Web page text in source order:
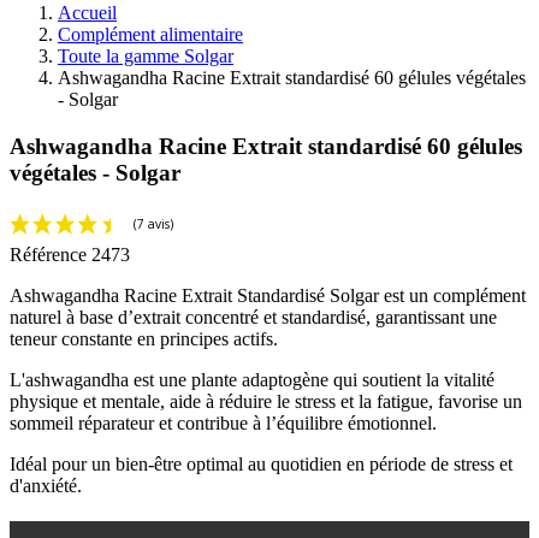
Accueil
Complément alimentaire
Toute la gamme Solgar
Ashwagandha Racine Extrait standardisé 60 gélules végétales
- Solgar
Ashwagandha Racine Extrait standardisé 60 gélules
végétales - Solgar
(7 avis)
Référence 2473
Ashwagandha Racine Extrait Standardisé Solgar est un complément
naturel à base d’extrait concentré et standardisé, garantissant une
teneur constante en principes actifs.
L'ashwagandha est une plante adaptogène qui soutient la vitalité
physique et mentale, aide à réduire le stress et la fatigue, favorise un
sommeil réparateur et contribue à l’équilibre émotionnel.
Idéal pour un bien-être optimal au quotidien en période de stress et
d'anxiété.